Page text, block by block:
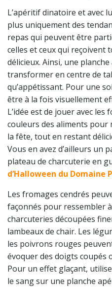
L’apéritif dinatoire et avec
plus uniquement des
repas qui peuvent être
celles et ceux qui
délicieux. Ainsi, une
transformer en centre de
qu’appétissant. Pour une
être à la fois visuellement
L’idée est de jouer avec
couleurs des aliments pour
la fête, tout en restant
Vous en avez d’ailleurs un
plateau de charcuterie en
d’Halloween du Domaine
Les fromages cendrés
façonnés pour ressembler
charcuteries découpées
lambeaux de chair. Les
les poivrons rouges
évoquer des doigts coupés
Pour un effet glaçant,
le sang sur une planche